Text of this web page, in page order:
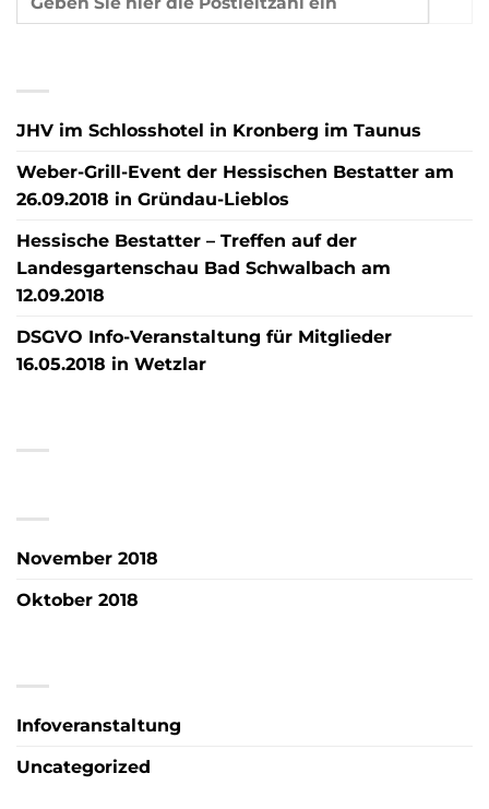
JHV im Schlosshotel in Kronberg im Taunus
Weber-Grill-Event der Hessischen Bestatter am
26.09.2018 in Gründau-Lieblos
Hessische Bestatter – Treffen auf der
Landesgartenschau Bad Schwalbach am
12.09.2018
DSGVO Info-Veranstaltung für Mitglieder
16.05.2018 in Wetzlar
November 2018
Oktober 2018
Infoveranstaltung
Uncategorized